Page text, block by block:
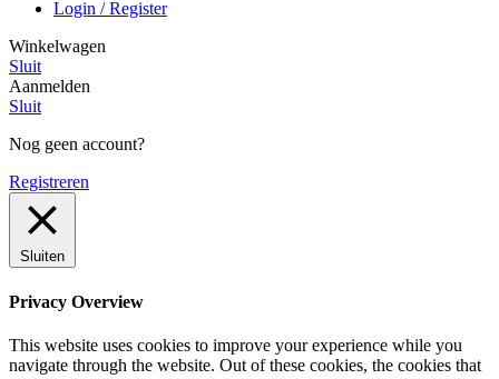
Login / Register
Winkelwagen
Sluit
Aanmelden
Sluit
Nog geen account?
Registreren
Sluiten
Privacy Overview
This website uses cookies to improve your experience while you
navigate through the website. Out of these cookies, the cookies that